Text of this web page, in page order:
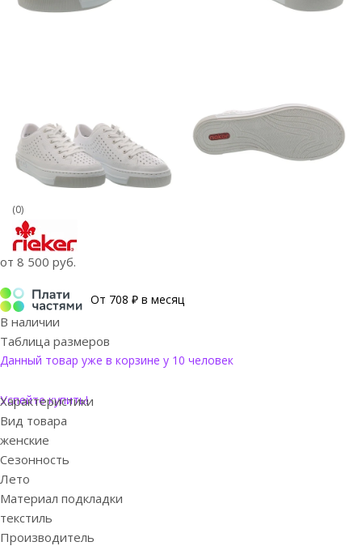
(0)
от 8 500 руб.
От 708 ₽ в месяц
В наличии
Таблица размеров
Данный товар уже в корзине у 10 человек
Успейте купить!
Характеристики
Вид товара
женские
Сезонность
Лето
Материал подкладки
текстиль
Производитель